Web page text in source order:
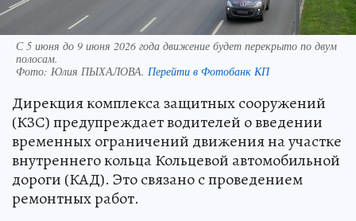
С 5 июня до 9 июня 2026 года движение будет перекрыто по двум
полосам.
Фото: Юлия ПЫХАЛОВА. Перейти в Фотобанк КП
Дирекция комплекса защитных сооружений
(КЗС) предупреждает водителей о введении
временных ограничений движения на участке
внутреннего кольца Кольцевой автомобильной
дороги (КАД). Это связано с проведением
ремонтных работ.